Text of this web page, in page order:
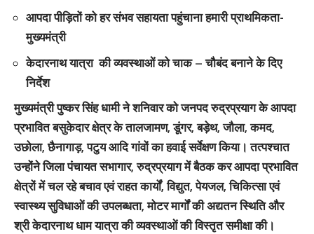
आपदा पीड़ितों को हर संभव सहायता पहुंचाना हमारी प्राथमिकता-
मुख्यमंत्री
केदारनाथ यात्रा की व्यवस्थाओं को चाक – चौबंद बनाने के दिए
निर्देश
मुख्यमंत्री पुष्कर सिंह धामी ने शनिवार को जनपद रुद्रप्रयाग के आपदा
प्रभावित बसुकेदार क्षेत्र के तालजामण, डूंगर, बड़ेथ, जौला, कमद,
उछोला, छैनागाड़, पटुय आदि गांवों का हवाई सर्वेक्षण किया। तत्पश्चात
उन्होंने जिला पंचायत सभागार, रुद्रप्रयाग में बैठक कर आपदा प्रभावित
क्षेत्रों में चल रहे बचाव एवं राहत कार्यों, विद्युत, पेयजल, चिकित्सा एवं
स्वास्थ्य सुविधाओं की उपलब्धता, मोटर मार्गों की अद्यतन स्थिति और
श्री केदारनाथ धाम यात्रा की व्यवस्थाओं की विस्तृत समीक्षा की।